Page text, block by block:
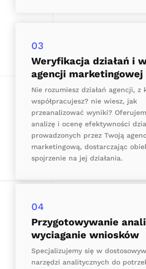
03
Weryfikacja działań i
agencji marketingowej
Nie rozumiesz działań agencji, z
współpracujesz? nie wiesz, jak
przeanalizować wyniki?
analizę i ocenę efektywności
prowadzonych przez Twoją
marketingową, dostarczając
spojrzenie na jej działania.
04
Przygotowywanie
wyciaganie wniosków
Specjalizujemy się w
narzędzi analitycznych do